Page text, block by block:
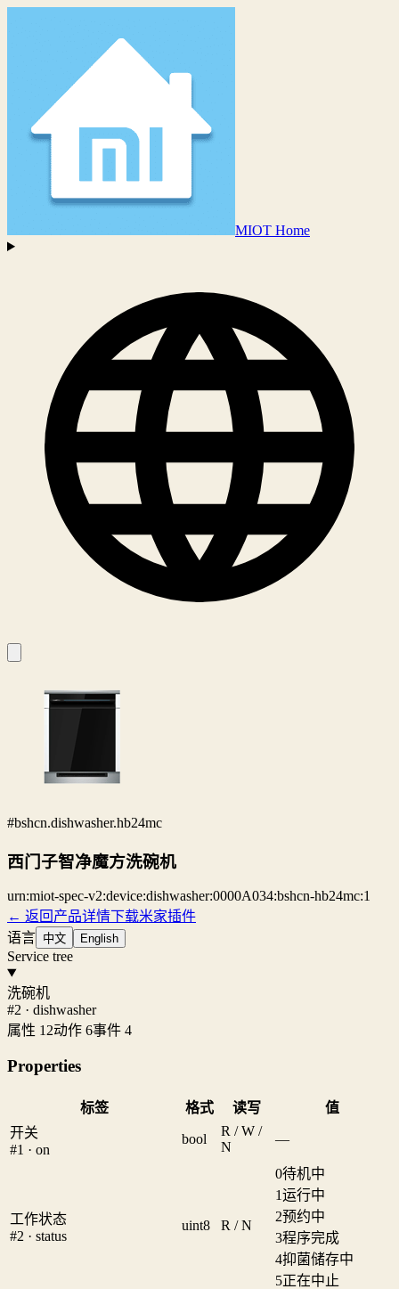
MIOT Home
#bshcn.dishwasher.hb24mc
西门子智净魔方洗碗机
urn:miot-spec-v2:device:dishwasher:0000A034:bshcn-hb24mc:1
← 返回产品详情下载米家插件
语言 中文 English
Service tree
洗碗机
#2 · dishwasher
属性 12动作 6事件 4
Properties
标签 格式 读写
值
开关
#1 · on
bool
R / W /
N
—
工作状态
#2 · status
uint8 R / N
0待机中
1运行中
2预约中
3程序完成
4抑菌储存中
5正在中止